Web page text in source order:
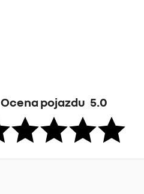
Ocena pojazdu 5.0